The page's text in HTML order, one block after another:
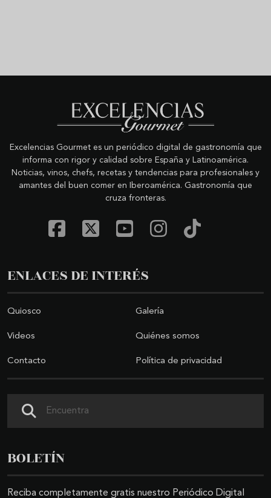
Excelencias Gourmet es un periódico digital de gastronomía que
informa con rigor y calidad sobre España y Latinoamérica.
Noticias, vinos, chefs, recetas y tendencias para profesionales y
amantes del buen comer en Iberoamérica. Gastronomía que
cruza fronteras.
ENLACES DE INTERÉS
Quiosco Galería
Videos Quiénes somos
Contacto Política de privacidad
BOLETÍN
Reciba completamente gratis nuestro Periódico Digital